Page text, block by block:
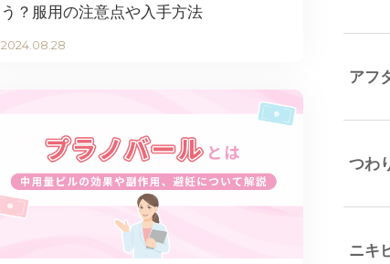
う？服用の注意点や入手方法
2024.08.28
アフ
つわ
ニキ